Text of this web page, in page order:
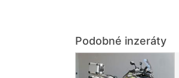
Podobné inzeráty